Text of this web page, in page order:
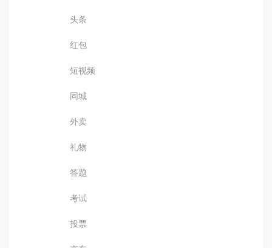
头条
红包
短视频
同城
外卖
礼物
答题
考试
投票